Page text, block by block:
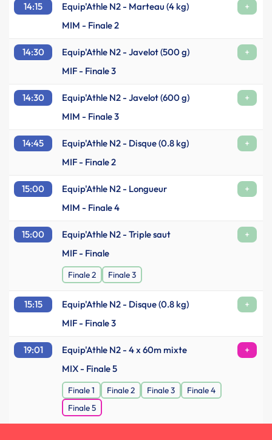
14:15 Equip'Athle N2 - Marteau (4 kg)
+
MIM - Finale 2
14:30 Equip'Athle N2 - Javelot (500 g)
+
MIF - Finale 3
14:30 Equip'Athle N2 - Javelot (600 g)
+
MIM - Finale 3
14:45 Equip'Athle N2 - Disque (0.8 kg)
+
MIF - Finale 2
15:00 Equip'Athle N2 - Longueur
+
MIM - Finale 4
15:00 Equip'Athle N2 - Triple saut
+
MIF - Finale
Finale 2 Finale 3
15:15 Equip'Athle N2 - Disque (0.8 kg)
+
MIF - Finale 3
19:01 Equip'Athle N2 - 4 x 60m mixte
+
MIX - Finale 5
Finale 1 Finale 2 Finale 3
Finale 4
Finale 5